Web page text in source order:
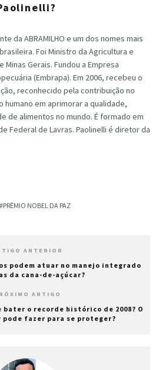
da ABRAMILHO e um dos nomes mais
Foi Ministro da Agricultura e
Gerais. Fundou a Empresa
(Embrapa). Em 2006, recebeu o
reconhecido pela contribuição no
humano em aprimorar a qualidade,
de alimentos no mundo. É formado em
Federal de Lavras. Paolinelli é diretor da
PRÊMIO NOBEL DA PAZ
ANTERIOR
podem atuar no manejo integrado
da cana-de-açúcar?
ARTIGO
bater o recorde histórico de 2008? O
fazer para se proteger?